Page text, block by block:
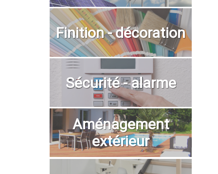
Finition - décoration
Sécurité - alarme
Aménagement
extérieur